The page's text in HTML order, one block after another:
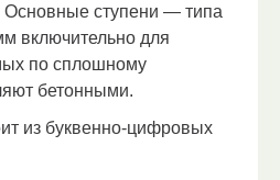
Основные ступени — типа
включительно для
по сплошному
бетонными.
из буквенно-цифровых